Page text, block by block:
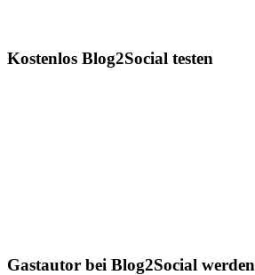
Kostenlos Blog2Social testen
Gastautor bei Blog2Social werden